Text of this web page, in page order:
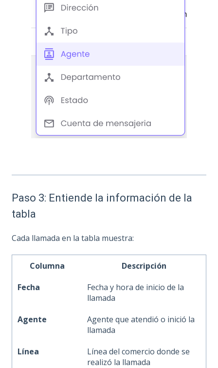
Paso 3: Entiende la información de la
tabla
Cada llamada en la tabla muestra:
Columna
Descripción
Fecha
Fecha y hora de inicio de la
llamada
Agente
Agente que atendió o inició la
llamada
Línea
Línea del comercio donde se
realizó la llamada